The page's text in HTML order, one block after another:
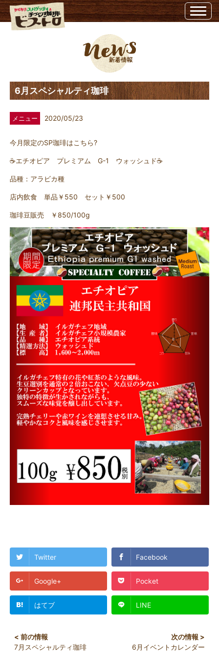
6月スペシャルティ珈琲 | 埼玉県越谷市のビストロ埼玉県越谷市のビストロ
6月スペシャルティ珈琲
メニュー 2020/05/23
今月限定のSP珈琲はこちら?
☕エチオピア プレミアム G-1 ウォッシュド☕
品種：アラビカ種
店内飲食 単品￥550 セット￥500
珈琲豆販売 ￥850/100g
Twitter Facebook
Google+ Pocket
はてブ LINE
7月スペシャルティ珈琲 6月イベントカレンダー